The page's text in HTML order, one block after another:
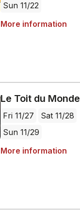
Sun 11/22
More information
Le Toit du Monde
Fri 11/27
Sat 11/28
Sun 11/29
More information